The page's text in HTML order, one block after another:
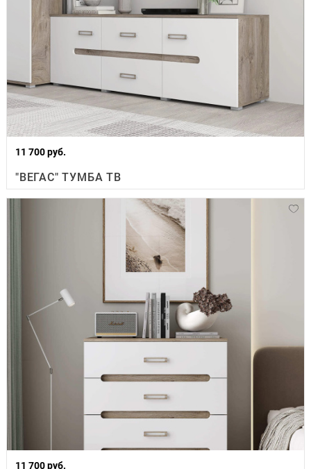
11 700 руб.
"ВЕГАС" ТУМБА ТВ
11 700 руб.